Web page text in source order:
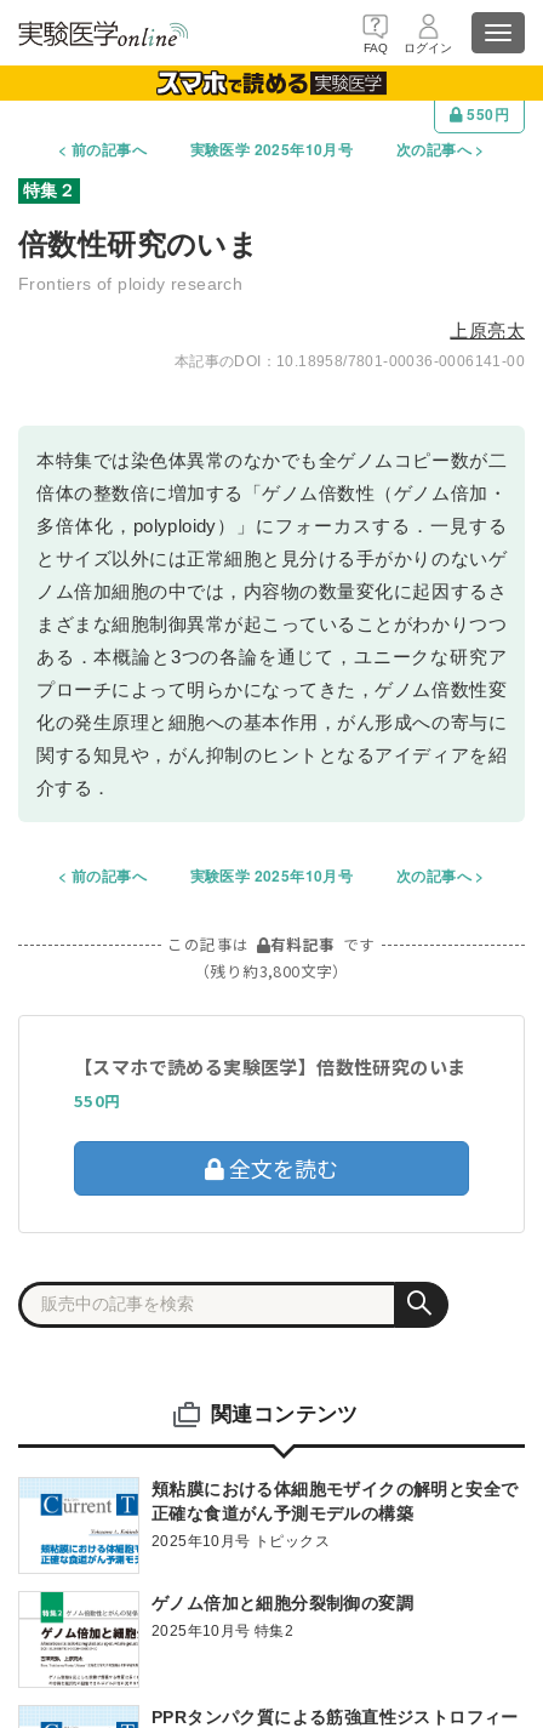
FAQ ログイン
550円
前の記事へ
実験医学 2025年10月号 次の記事へ
倍数性研究のいま
Frontiers of ploidy research
上原亮太
10.18958/7801-00036-0006141-00
本特集では染色体異常のなかでも全ゲノムコピー数が二
倍体の整数倍に増加する「ゲノム倍数性（ゲノム倍加・
多倍体化，polyploidy）」にフォーカスする．一見する
とサイズ以外には正常細胞と見分ける手がかりのないゲ
ノム倍加細胞の中では，内容物の数量変化に起因するさ
まざまな細胞制御異常が起こっていることがわかりつつ
ある．本概論と3つの各論を通じて，ユニークな研究ア
プローチによって明らかになってきた，ゲノム倍数性変
化の発生原理と細胞への基本作用，がん形成への寄与に
関する知見や，がん抑制のヒントとなるアイディアを紹
介する．
前の記事へ 実験医学 2025年10月号 次の記事へ
この記事は 有料記事 です
（残り約3,800文字）
【スマホで読める実験医学】倍数性研究のいま
550円
全文を読む
関連コンテンツ
頬粘膜における体細胞モザイクの解明と安全で
正確な食道がん予測モデルの構築
2025年10月号 トピックス
ゲノム倍加と細胞分裂制御の変調
2025年10月号 特集2
PPRタンパク質による筋強直性ジストロフィー